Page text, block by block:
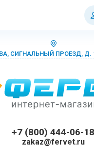
СИГНАЛЬНЫЙ ПРОЕЗД, Д.
+7 (800) 444-06-18
zakaz@fervet.ru